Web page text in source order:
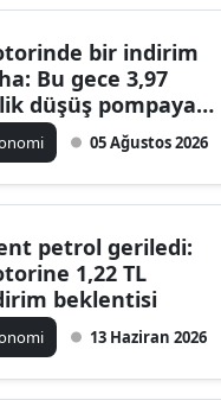
bir indirim
Bu gece 3,97
düşüş pompaya
05 Ağustos 2026
petrol geriledi:
1,22 TL
beklentisi
13 Haziran 2026